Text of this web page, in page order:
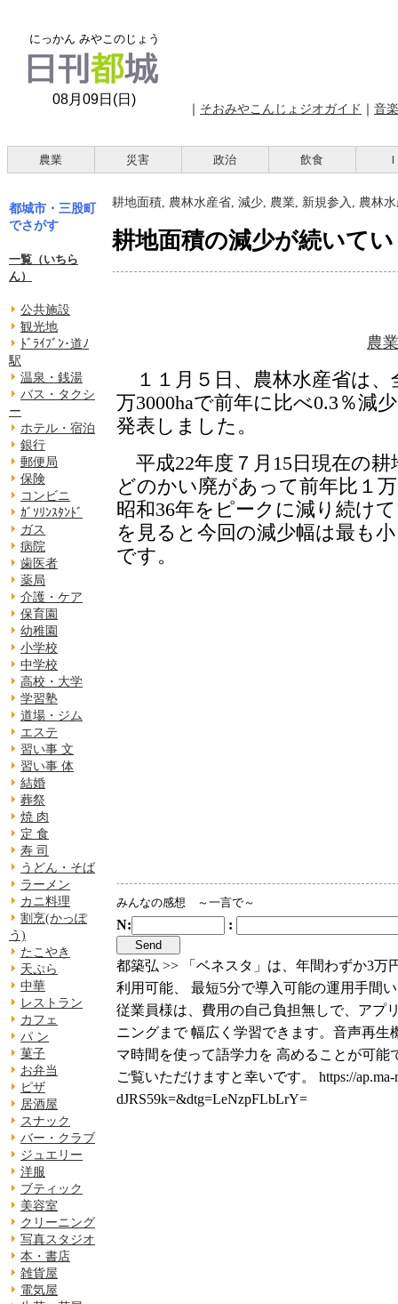
にっかん みやこのじょう
08月09日(日)
｜ そおみやこんじょジオガイド ｜ 音楽
農業 災害 政治 飲食
都城市・三股町
でさがす
一覧（いちら
ん）
公共施設
観光地
ﾄﾞﾗｲﾌﾞﾝ･道ﾉ
駅
温泉・銭湯
バス・タクシ
ー
ホテル・宿泊
銀行
郵便局
保険
コンビニ
ｶﾞｿﾘﾝｽﾀﾝﾄﾞ
ガス
病院
歯医者
薬局
介護・ケア
保育園
幼稚園
小学校
中学校
高校・大学
学習塾
道場・ジム
エステ
習い事 文
習い事 体
結婚
葬祭
焼 肉
定 食
寿 司
うどん・そば
ラーメン
カニ料理
割烹(かっぽ
う)
たこやき
天ぷら
中華
レストラン
カフェ
パ ン
菓子
お弁当
ピザ
居酒屋
スナック
バー・クラブ
ジュエリー
洋服
ブティック
美容室
クリーニング
写真スタジオ
本・書店
雑貨屋
電気屋
耕地面積, 農林水産省, 減少, 農業, 新規参入, 農林
耕地面積の減少が続いて
農
１１月５日、農林水産省は、
万3000haで前年に比べ0.3％減
発表しました。
平成22年度７月15日現在の
どのかい廃があって前年比１
昭和36年をピークに減り続け
を見ると今回の減少幅は最も
です。
みんなの感想 ～一言で～
N: :
都築弘 >> 「ベネスタ」は、年間わずか3万
利用可能、 最短5分で導入可能の運用手間
従業員様は、費用の自己負担無しで、アプ
ニングまで 幅広く学習できます。音声再生
マ時間を使って語学力を 高めることが可能
ご覧いただけますと幸いです。 https://ap.ma-
dJRS59k=&dtg=LeNzpFLbLrY=